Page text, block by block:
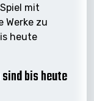
mit
Werke zu
heute
bis heute